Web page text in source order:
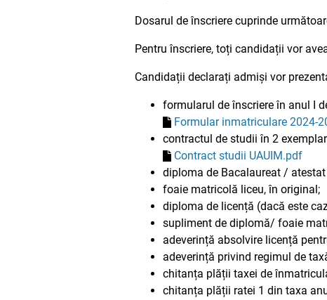
Dosarul de înscriere cuprinde
Pentru înscriere, toți candidații vor
Candidații declarați admiși vor
formularul de înscriere în anul I
Formular inmatriculare 2024-
contractul de studii în 2
Contract studii UAUIM.pdf
diploma de Bacalaureat /
foaie matricolă liceu, în original;
diploma de licență (dacă este
supliment de diplomă/ foaie
adeverință absolvire licență
adeverință privind regimul de
chitanța plății taxei de
chitanța plății ratei 1 din taxa